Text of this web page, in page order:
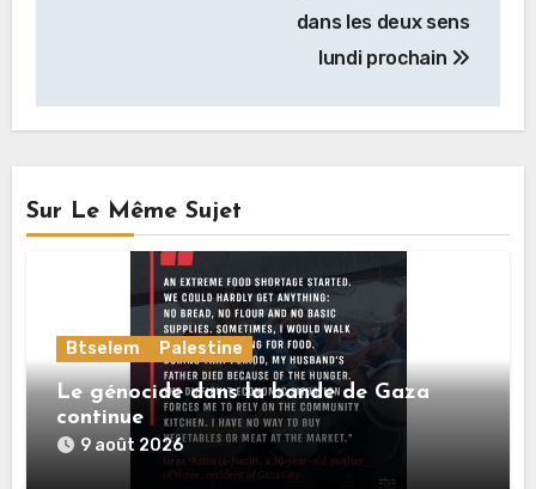
dans les deux sens
lundi prochain
Sur Le Même Sujet
Btselem Palestine
Le génocide dans la bande de Gaza
continue
9 août 2026